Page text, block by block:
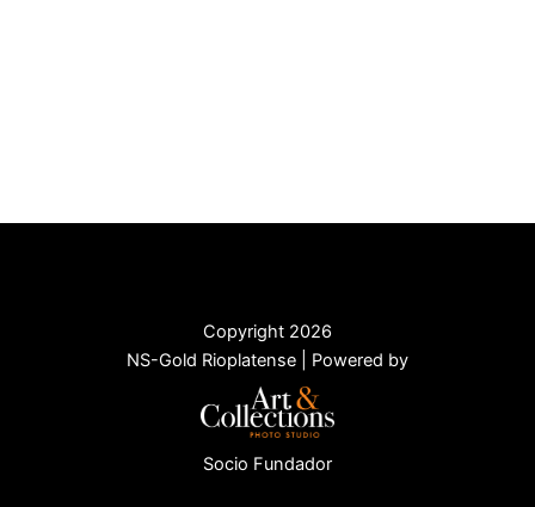
Copyright 2026
NS-Gold Rioplatense | Powered by
Socio Fundador